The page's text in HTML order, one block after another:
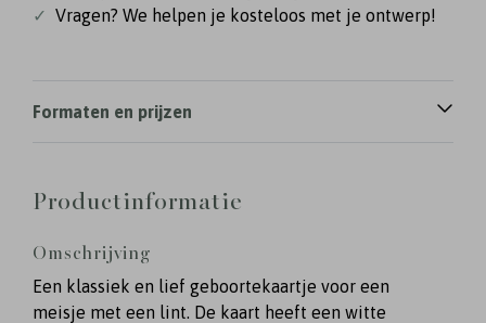
✓ Vragen? We helpen je kosteloos met je ontwerp!
Formaten en prijzen
Productinformatie
Omschrijving
Een klassiek en lief geboortekaartje voor een
meisje met een lint. De kaart heeft een witte